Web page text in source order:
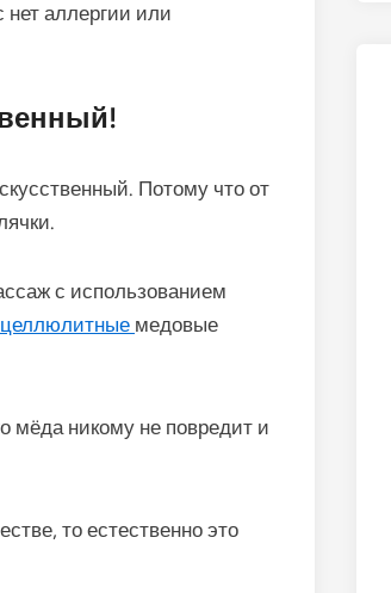
аллергии или
Потому что от
с использованием
медовые
мёда никому не повредит и
то естественно это